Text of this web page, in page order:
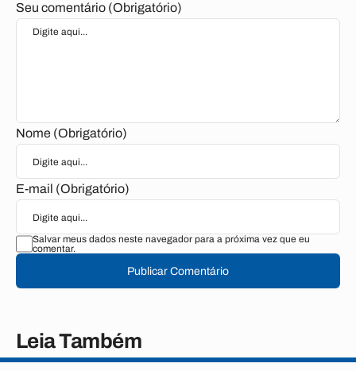
Seu comentário (Obrigatório)
Nome (Obrigatório)
E-mail (Obrigatório)
Salvar meus dados neste navegador para a próxima vez que eu
comentar.
Publicar Comentário
Leia Também